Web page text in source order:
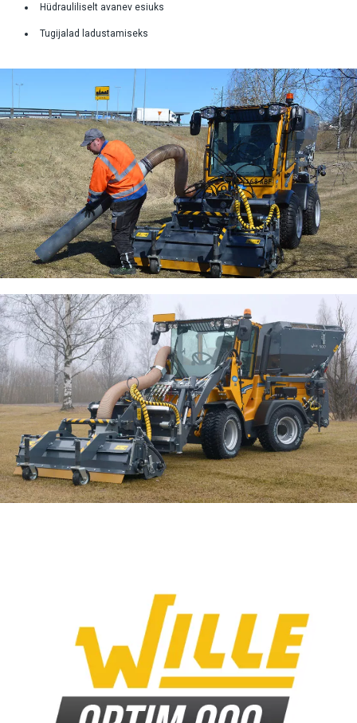
Hüdrauliliselt avanev esiuks
Tugijalad ladustamiseks